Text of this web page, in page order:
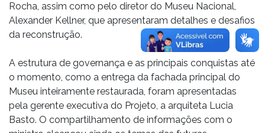
Rocha, assim como pelo diretor do Museu Nacional,
Alexander Kellner, que apresentaram detalhes e desafios
da reconstrução.
A estrutura de governança e as principais conquistas até
o momento, como a entrega da fachada principal do
Museu inteiramente restaurada, foram apresentadas
pela gerente executiva do Projeto, a arquiteta Lucia
Basto. O compartilhamento de informações com o